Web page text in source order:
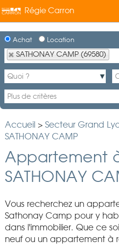
Régie Carron
Achat Location
SATHONAY CAMP (69580)
Accueil > Secteur Grand
SATHONAY CAMP
Appartement
SATHONAY
Vous recherchez un
Sathonay Camp pour y
dans l'immobilier. Que ce
neuf ou un appartement à